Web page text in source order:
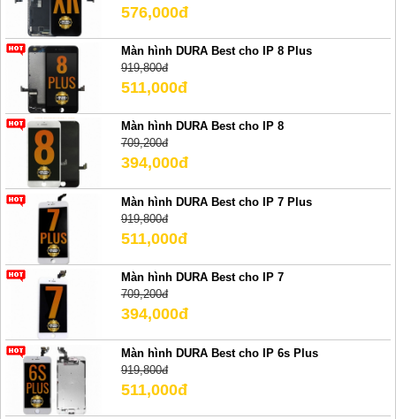
576,000đ
Màn hình DURA Best cho IP 8 Plus
919,800đ
511,000đ
Màn hình DURA Best cho IP 8
709,200đ
394,000đ
Màn hình DURA Best cho IP 7 Plus
919,800đ
511,000đ
Màn hình DURA Best cho IP 7
709,200đ
394,000đ
Màn hình DURA Best cho IP 6s Plus
919,800đ
511,000đ